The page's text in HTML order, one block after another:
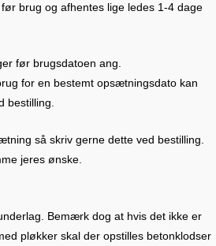
brug og afhentes lige ledes 1-4 dage
før brugsdatoen ang.
for en bestemt opsætningsdato kan
bestilling.
så skriv gerne dette ved bestilling.
jeres ønske.
Bemærk dog at hvis det ikke er
pløkker skal der opstilles betonklodser